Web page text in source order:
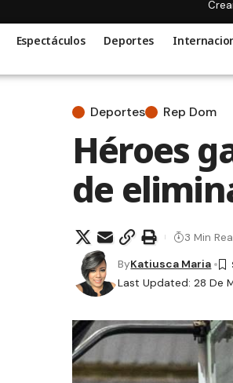
Espectáculos Deportes
Deportes Rep Dom
Héroes
de
Last Updated: 28 De
ByKatiusca Maria
3 Min